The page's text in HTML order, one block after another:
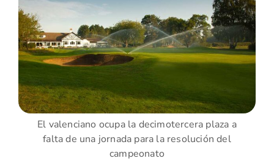
El valenciano ocupa la decimotercera plaza a
falta de una jornada para la resolución del
campeonato